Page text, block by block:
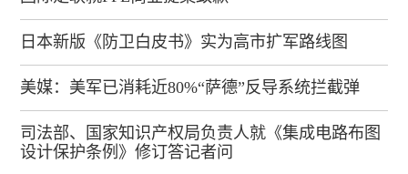
日本新版《防卫白皮书》实为高市扩军路线图
美媒：美军已消耗近80%“萨德”反导系统拦截弹
司法部、国家知识产权局负责人就《集成电路布图
设计保护条例》修订答记者问